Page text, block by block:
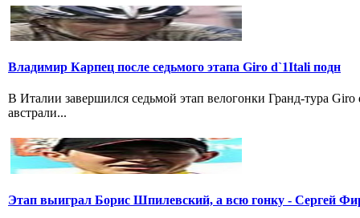
Владимир Карпец после седьмого этапа Giro d`1Itali подн
В Италии завершился седьмой этап велогонки Гранд-тура
австрали...
Этап выиграл Борис Шпилевский, а всю гонку - Сергей